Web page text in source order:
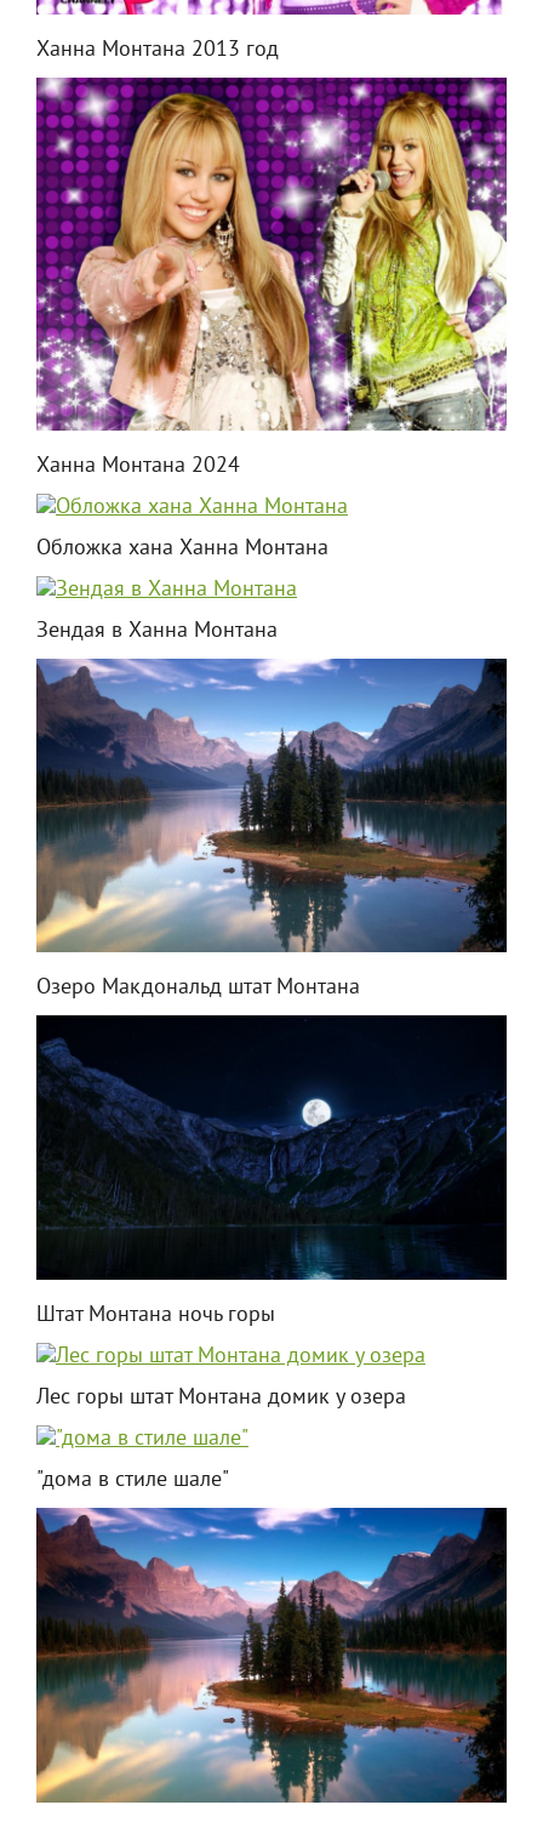
Ханна Монтана 2013 год
Ханна Монтана 2024
Обложка хана Ханна Монтана
Зендая в Ханна Монтана
Озеро Макдональд штат Монтана
Штат Монтана ночь горы
Лес горы штат Монтана домик у озера
"дома в стиле шале"